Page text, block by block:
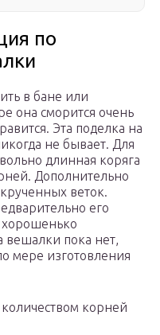
по
в бане или
она сморится очень
Эта поделка на
не бывает. Для
длинная коряга
Дополнительно
веток.
его
хорошенько
вешалки пока нет,
мере изготовления
корней